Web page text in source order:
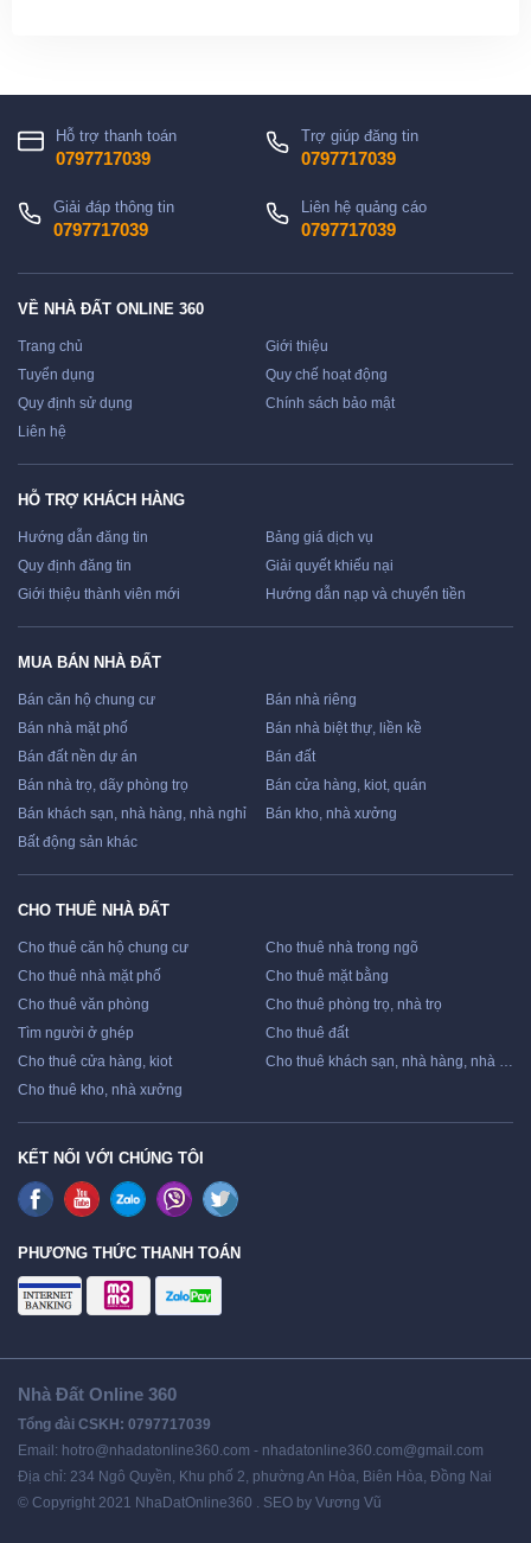
Hỗ trợ thanh toán
0797717039
Trợ giúp đăng tin
0797717039
Giải đáp thông tin
0797717039
Liên hệ quảng cáo
0797717039
VỀ NHÀ ĐẤT ONLINE 360
Trang chủ
Giới thiệu
Tuyển dụng
Quy chế hoạt động
Quy định sử dụng
Chính sách bảo mật
Liên hệ
HỖ TRỢ KHÁCH HÀNG
Hướng dẫn đăng tin
Bảng giá dịch vụ
Quy định đăng tin
Giải quyết khiếu nại
Giới thiệu thành viên mới
Hướng dẫn nạp và chuyển tiền
MUA BÁN NHÀ ĐẤT
Bán căn hộ chung cư
Bán nhà riêng
Bán nhà mặt phố
Bán nhà biệt thự, liền kề
Bán đất nền dự án
Bán đất
Bán nhà trọ, dãy phòng trọ
Bán cửa hàng, kiot, quán
Bán khách sạn, nhà hàng, nhà nghỉ
Bán kho, nhà xưởng
Bất động sản khác
CHO THUÊ NHÀ ĐẤT
Cho thuê căn hộ chung cư
Cho thuê nhà trong ngõ
Cho thuê nhà mặt phố
Cho thuê mặt bằng
Cho thuê văn phòng
Cho thuê phòng trọ, nhà trọ
Tìm người ở ghép
Cho thuê đất
Cho thuê cửa hàng, kiot
Cho thuê khách sạn, nhà hàng, nhà nghỉ
Cho thuê kho, nhà xưởng
KẾT NỐI VỚI CHÚNG TÔI
PHƯƠNG THỨC THANH TOÁN
Nhà Đất Online 360
Tổng đài CSKH: 0797717039
Email: hotro@nhadatonline360.com - nhadatonline360.com@gmail.com
Địa chỉ: 234 Ngô Quyền, Khu phố 2, phường An Hòa, Biên Hòa, Đồng Nai
© Copyright 2021 NhaDatOnline360 . SEO by Vương Vũ